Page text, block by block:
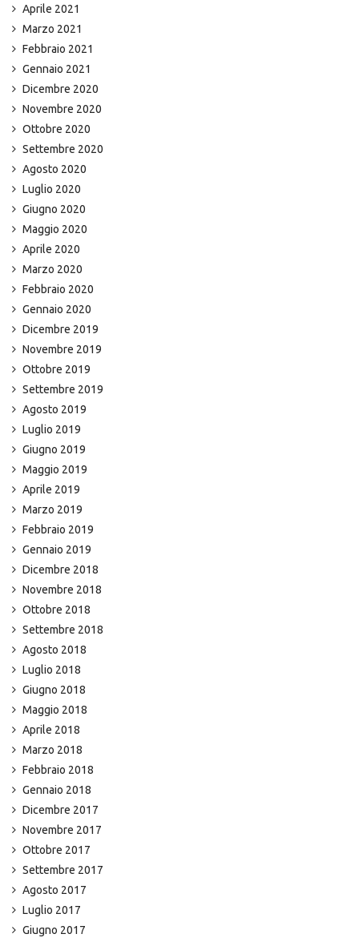
Aprile 2021
Marzo 2021
Febbraio 2021
Gennaio 2021
Dicembre 2020
Novembre 2020
Ottobre 2020
Settembre 2020
Agosto 2020
Luglio 2020
Giugno 2020
Maggio 2020
Aprile 2020
Marzo 2020
Febbraio 2020
Gennaio 2020
Dicembre 2019
Novembre 2019
Ottobre 2019
Settembre 2019
Agosto 2019
Luglio 2019
Giugno 2019
Maggio 2019
Aprile 2019
Marzo 2019
Febbraio 2019
Gennaio 2019
Dicembre 2018
Novembre 2018
Ottobre 2018
Settembre 2018
Agosto 2018
Luglio 2018
Giugno 2018
Maggio 2018
Aprile 2018
Marzo 2018
Febbraio 2018
Gennaio 2018
Dicembre 2017
Novembre 2017
Ottobre 2017
Settembre 2017
Agosto 2017
Luglio 2017
Giugno 2017